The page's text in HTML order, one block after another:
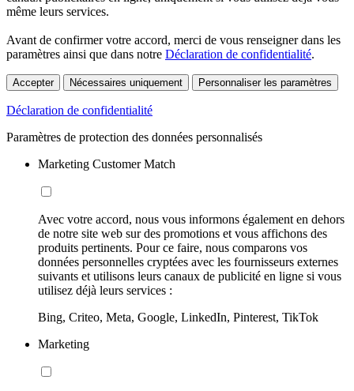
même leurs services.
Avant de confirmer votre accord, merci de vous renseigner dans les
paramètres ainsi que dans notre Déclaration de confidentialité.
Accepter Nécessaires uniquement Personnaliser les paramètres
Déclaration de confidentialité
Paramètres de protection des données personnalisés
Marketing Customer Match
Avec votre accord, nous vous informons également en dehors
de notre site web sur des promotions et vous affichons des
produits pertinents. Pour ce faire, nous comparons vos
données personnelles cryptées avec les fournisseurs externes
suivants et utilisons leurs canaux de publicité en ligne si vous
utilisez déjà leurs services :
Bing, Criteo, Meta, Google, LinkedIn, Pinterest, TikTok
Marketing